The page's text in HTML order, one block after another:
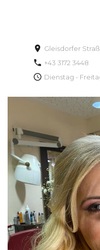
Gleisdorfer
+43 3172 3448
Dienstag -